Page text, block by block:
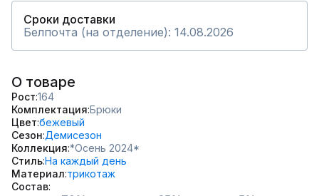
Сроки доставки
Белпочта (на отделение): 14.08.2026
О товаре
Рост 164
Комплектация Брюки
Цвет бежевый
Сезон Демисезон
Коллекция *Осень 2024*
СтильНа каждый день
Материал трикотаж
Состав